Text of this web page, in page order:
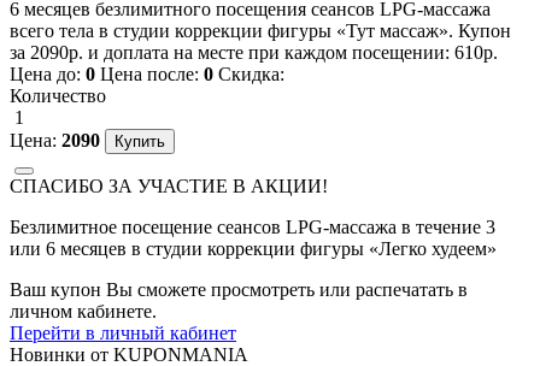
6 месяцев безлимитного посещения сеансов LPG-массажа
всего тела в студии коррекции фигуры «Тут массаж». Купон
за 2090р. и доплата на месте при каждом посещении: 610р.
Цена до: 0 Цена после: 0 Скидка:
Количество
1
Цена: 2090
СПАСИБО ЗА УЧАСТИЕ В АКЦИИ!
Безлимитное посещение сеансов LPG-массажа в течение 3
или 6 месяцев в студии коррекции фигуры «Легко худеем»
Ваш купон Вы сможете просмотреть или распечатать в
личном кабинете.
Перейти в личный кабинет
Новинки от KUPONMANIA